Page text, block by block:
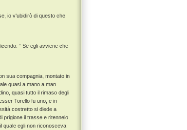
io v'ubidirò di questo che
“ Se egli avviene che
sua compagnia, montato in
quasi a mano a man
quasi tutto il rimaso degli
Torello fu uno, e in
costretto si diede a
prigione il trasse e ritennelo
quale egli non riconosceva